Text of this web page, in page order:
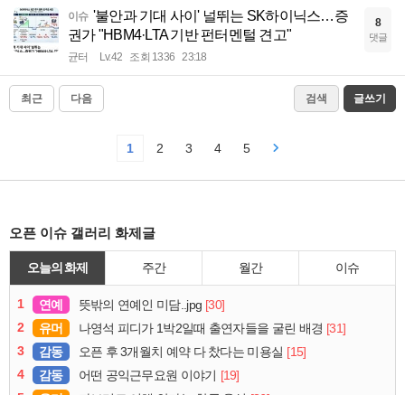
이슈 '불안과 기대 사이' 널뛰는 SK하이닉스…증
권가 "HBM4·LTA 기반 펀터멘털 견고"
균터 Lv.42 조회 1336 23:18
8
댓글
최근 다음 검색 글쓰기
1 2 3 4 5
오픈 이슈 갤러리 화제글
오늘의 화제 주간 월간 이슈
1 연예 뜻밖의 연예인 미담..jpg [30]
2
유머 나영석 피디가 1박2일때 출연자들을 굴린 배경 [31]
3
감동 오픈 후 3개월치 예약 다 찼다는 미용실 [15]
4
감동 어떤 공익근무요원 이야기 [19]